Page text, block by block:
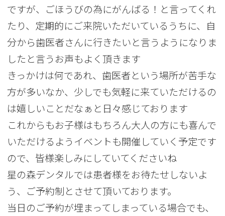
ですが、ごほうびの為にがんばる！と言ってくれ
たり、定期的にご来院いただいているうちに、自
分から歯医者さんに行きたいと言うようになりま
したと言うお声もよく頂きます
きっかけは何であれ、歯医者という場所が苦手な
方が多いなか、少しでも気軽に来ていただけるの
は嬉しいことだなぁと日々感じております
これからもお子様はもちろん大人の方にも喜んで
いただけるようイベントも開催していく予定です
ので、皆様楽しみにしていてくださいね
星の森デンタルでは患者様をお待たせしないよ
う、ご予約制とさせて頂いております。
当日のご予約が埋まってしまっている場合でも、